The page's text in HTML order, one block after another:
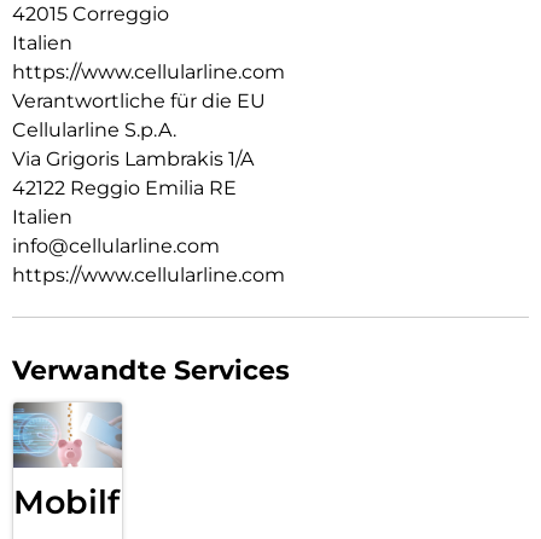
42015 Correggio
Italien
https://www.cellularline.com
Verantwortliche für die EU
Cellularline S.p.A.
Via Grigoris Lambrakis 1/A
42122 Reggio Emilia RE
Italien
info@cellularline.com
https://www.cellularline.com
Verwandte Services
Mobilfunk